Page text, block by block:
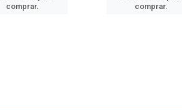
comprar.
comprar.